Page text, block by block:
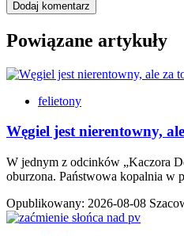
Powiązane artykuły
felietony
Węgiel jest nierentowny,
W jednym z odcinków „Kaczora
oburzona. Państwowa kopalnia w
Opublikowany: 2026-08-08